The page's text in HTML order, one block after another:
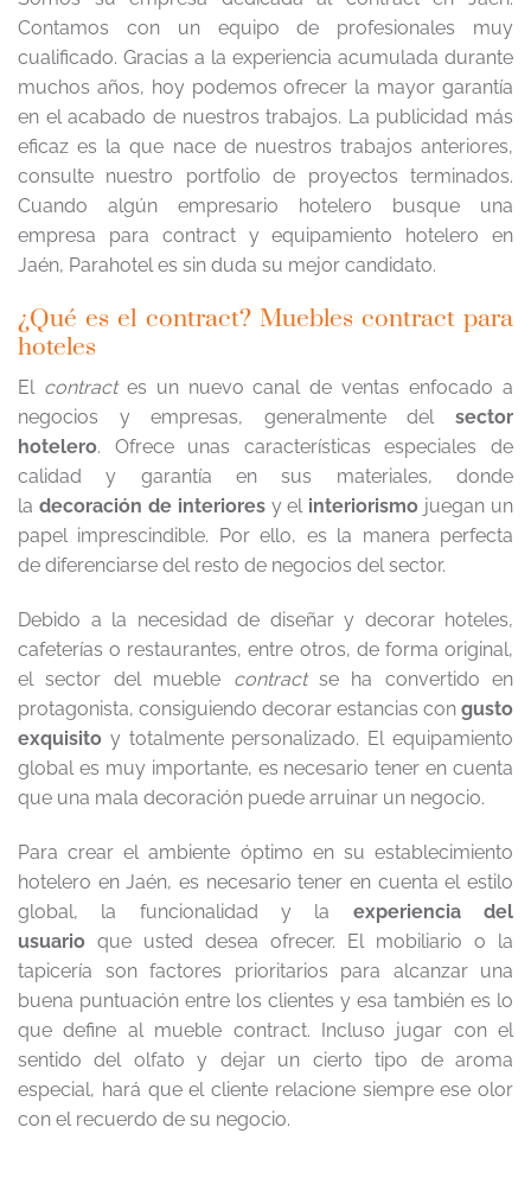
Contamos con un equipo de profesionales muy
cualificado. Gracias a la experiencia acumulada durante
muchos años, hoy podemos ofrecer la mayor garantía
en el acabado de nuestros trabajos. La publicidad más
eficaz es la que nace de nuestros trabajos anteriores,
consulte nuestro portfolio de proyectos terminados.
Cuando algún empresario hotelero busque una
empresa para contract y equipamiento hotelero en
Jaén, Parahotel es sin duda su mejor candidato.
¿Qué es el contract? Muebles contract para
hoteles
Elcontractes un nuevo canal de ventas enfocado a
negocios y empresas, generalmente del sector
hotelero. Ofrece unas características especiales de
calidad y garantía en sus materiales, donde
la decoración de interiores y el interiorismo juegan un
papel imprescindible. Por ello, es la manera perfecta
de diferenciarse del resto de negocios del sector.
Debido a la necesidad de diseñar y decorar hoteles,
cafeterías o restaurantes, entre otros, de forma original,
el sector del mueble contract se ha convertido en
protagonista, consiguiendo decorar estancias con gusto
exquisito y totalmente personalizado. El equipamiento
global es muy importante, es necesario tener en cuenta
que una mala decoración puede arruinar un negocio.
Para crear el ambiente óptimo en su establecimiento
hotelero en Jaén, es necesario tener en cuenta el estilo
global, la funcionalidad y la experiencia del
usuario que usted desea ofrecer. El mobiliario o la
tapicería son factores prioritarios para alcanzar una
buena puntuación entre los clientes y esa también es lo
que define al mueble contract. Incluso jugar con el
sentido del olfato y dejar un cierto tipo de aroma
especial, hará que el cliente relacione siempre ese olor
con el recuerdo de su negocio.